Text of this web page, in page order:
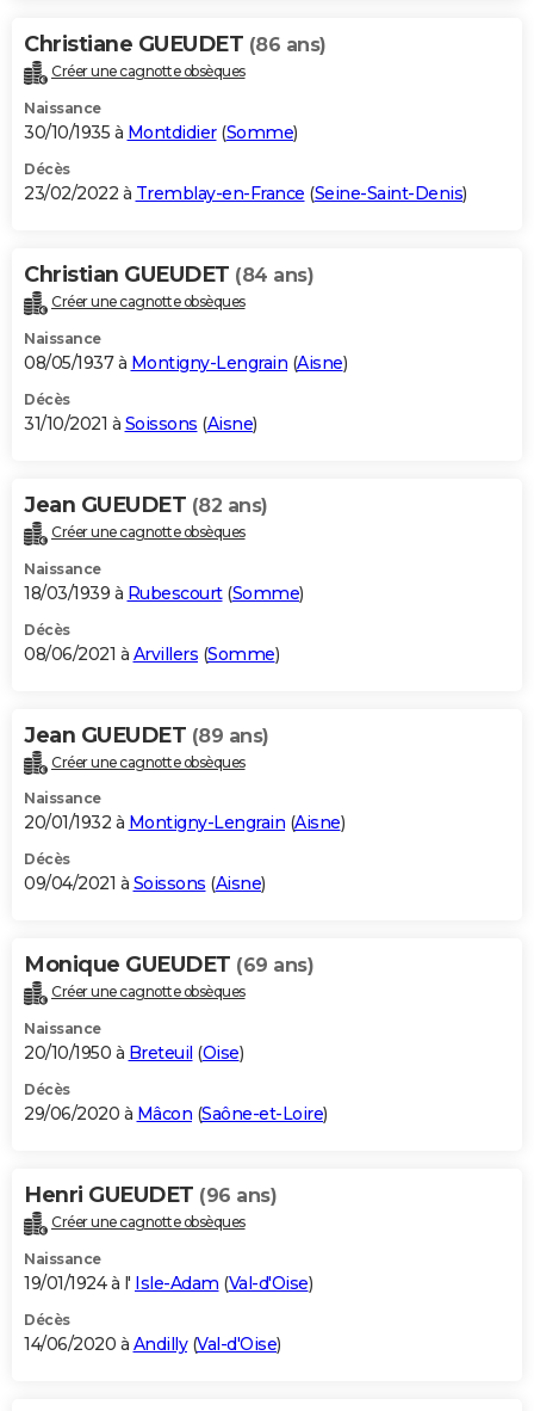
Christiane GUEUDET (86 ans)
Créer une cagnotte obsèques
Naissance
30/10/1935 à Montdidier(Somme)
Décès
23/02/2022 à Tremblay-en-France (Seine-Saint-Denis)
Christian GUEUDET (84 ans)
Créer une cagnotte obsèques
Naissance
08/05/1937 à Montigny-Lengrain (Aisne)
Décès
31/10/2021 à Soissons (Aisne)
Jean GUEUDET (82 ans)
Créer une cagnotte obsèques
Naissance
18/03/1939 à Rubescourt(Somme)
Décès
08/06/2021 à Arvillers (Somme)
Jean GUEUDET (89 ans)
Créer une cagnotte obsèques
Naissance
20/01/1932 à Montigny-Lengrain (Aisne)
Décès
09/04/2021 à Soissons (Aisne)
Monique GUEUDET (69 ans)
Créer une cagnotte obsèques
Naissance
20/10/1950 à Breteuil (Oise)
Décès
29/06/2020 à Mâcon (Saône-et-Loire)
Henri GUEUDET (96 ans)
Créer une cagnotte obsèques
Naissance
19/01/1924 à l' Isle-Adam (Val-d'Oise)
Décès
14/06/2020 à Andilly(Val-d'Oise)